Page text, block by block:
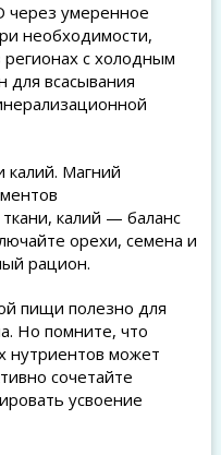
через умеренное
необходимости,
с холодным
для всасывания
калий. Магний
калий — баланс
орехи, семена и
рацион.
пищи полезно для
Но помните, что
нутриентов может
сочетайте
усвоение